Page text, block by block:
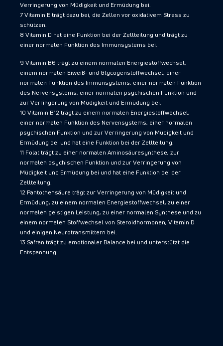
Verringerung von Müdigkeit und Ermüdung bei.
7 Vitamin E trägt dazu bei, die Zellen vor oxidativem Stress zu
schützen.
8 Vitamin D hat eine Funktion bei der Zellteilung und trägt zu
einer normalen Funktion des Immunsystems bei.
9 Vitamin B6 trägt zu einem normalen Energiestoffwechsel,
einem normalen Eiweiß- und Glycogenstoffwechsel, einer
normalen Funktion des Immunsystems, einer normalen Funktion
des Nervensystems, einer normalen psychischen Funktion und
zur Verringerung von Müdigkeit und Ermüdung bei.
10 Vitamin B12 trägt zu einem normalen Energiestoffwechsel,
einer normalen Funktion des Nervensystems, einer normalen
psychischen Funktion und zur Verringerung von Müdigkeit und
Ermüdung bei und hat eine Funktion bei der Zellteilung.
11 Folat trägt zu einer normalen Aminosäuresynthese, zur
normalen psychischen Funktion und zur Verringerung von
Müdigkeit und Ermüdung bei und hat eine Funktion bei der
Zellteilung.
12 Pantothensäure trägt zur Verringerung von Müdigkeit und
Ermüdung, zu einem normalen Energiestoffwechsel, zu einer
normalen geistigen Leistung, zu einer normalen Synthese und zu
einem normalen Stoffwechsel von Steroidhormonen, Vitamin D
und einigen Neurotransmittern bei.
13 Safran trägt zu emotionaler Balance bei und unterstützt die
Entspannung.